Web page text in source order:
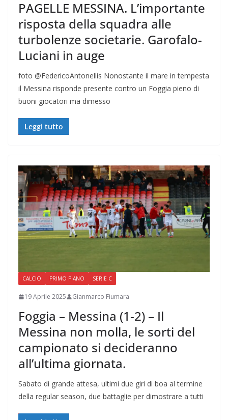
PAGELLE MESSINA. L’importante
risposta della squadra alle
turbolenze societarie. Garofalo-
Luciani in auge
foto @FedericoAntonellis Nonostante il mare in tempesta
il Messina risponde presente contro un Foggia pieno di
buoni giocatori ma dimesso
Leggi tutto
CALCIO PRIMO PIANO SERIE C
19 Aprile 2025 Gianmarco Fiumara
Foggia – Messina (1-2) – Il
Messina non molla, le sorti del
campionato si decideranno
all’ultima giornata.
Sabato di grande attesa, ultimi due giri di boa al termine
della regular season, due battaglie per dimostrare a tutti